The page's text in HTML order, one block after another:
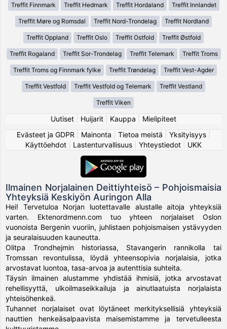
Treffit Finnmark Treffit Hedmark Treffit Hordaland Treffit Innlandet
Treffit Møre og Romsdal Treffit Nord-Trondelag Treffit Nordland
Treffit Oppland Treffit Oslo Treffit Ostfold Treffit Østfold
Treffit Rogaland Treffit Sor-Trondelag Treffit Telemark Treffit Troms
Treffit Troms og Finnmark fylke Treffit Trøndelag Treffit Vest-Agder
Treffit Vestfold Treffit Vestfold og Telemark Treffit Vestland
Treffit Viken
Uutiset Huijarit Kauppa
Mielipiteet
Evästeet ja GDPR
Mainonta Tietoa meistä Yksityisyys|
Käyttöehdot
Lastenturvallisuus Yhteystiedot UKK
Ilmainen Norjalainen Deittiyhteisö – Pohjoismaisia
Yhteyksiä Keskiyön Auringon Alla
Hei! Tervetuloa Norjan luotettavalle alustalle aitoja yhteyksiä
varten. Ektenordmenn.com tuo yhteen norjalaiset Oslon
vuonoista Bergenin vuoriin, juhlistaen pohjoismaisen ystävyyden
ja seuralaisuuden kauneutta.
Olitpa Trondhejmin historiassa, Stavangerin rannikolla tai
Tromssan revontulissa, löydä yhteensopivia norjalaisia, jotka
arvostavat luontoa, tasa-arvoa ja autenttisia suhteita.
Täysin ilmainen alustamme yhdistää ihmisiä, jotka arvostavat
rehellisyyttä, ulkoilmaseikkailuja ja ainutlaatuista norjalaista
yhteisöhenkeä.
Tuhannet norjalaiset ovat löytäneet merkityksellisiä yhteyksiä
nauttien henkeäsalpaavista maisemistamme ja tervetulleesta